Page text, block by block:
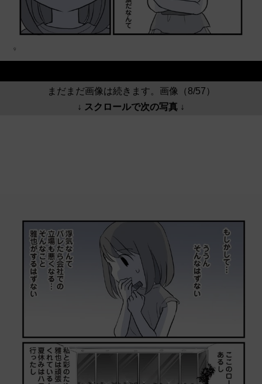
まだまだ画像は続きます。画像（8/57）
↓ スクロールで次の写真 ↓